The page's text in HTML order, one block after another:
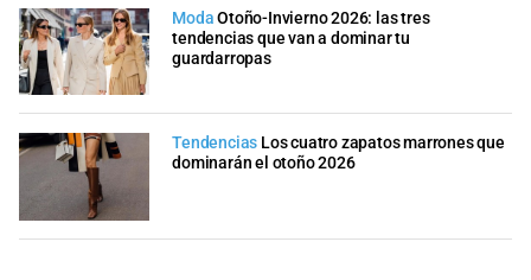
ModaOtoño-Invierno 2026: las tres
tendencias que van a dominar tu
guardarropas
Tendencias Los cuatro zapatos marrones que
dominarán el otoño 2026